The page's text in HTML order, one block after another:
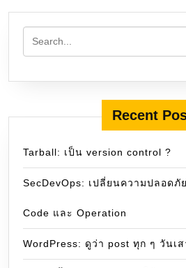
Recent
Tarball: เป็น version control ?
SecDevOps: เปลี่ยนความปลอดภั
Code และ Operation
WordPress: ดูว่า post ทุก ๆ วันเ